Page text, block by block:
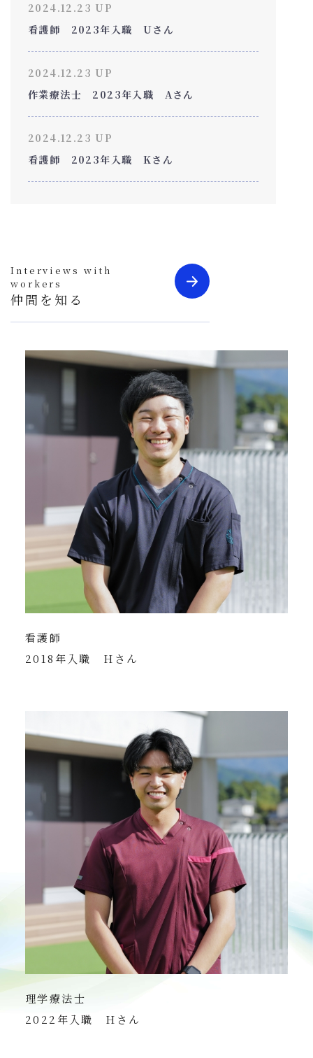
2024.12.23 UP
看護師 2023年入職 Uさん
2024.12.23 UP
作業療法士 2023年入職 Aさん
2024.12.23 UP
看護師 2023年入職 Kさん
Interviews with
workers
仲間を知る
看護師
2018年入職 Hさん
理学療法士
2022年入職 Hさん